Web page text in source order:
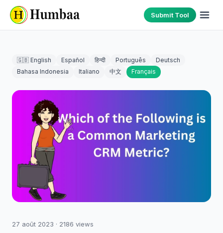
Submit Tool
🇬🇧 English Español हिन्दी Português
Deutsch
Bahasa Indonesia
Italiano 中文 Français
27 août 2023 · 2186 views